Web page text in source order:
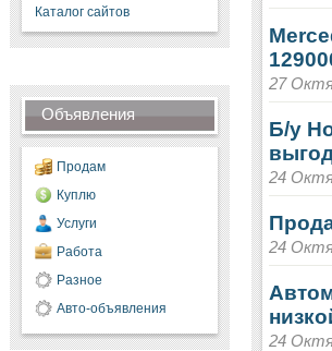
Каталог сайтов
Объявления
Продам
Куплю
Услуги
Работа
Разное
Авто-объявления
27
Б/у
24
24
24